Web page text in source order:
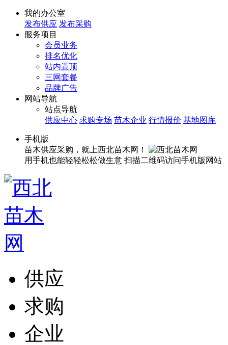
我的办公室
发布供应 发布采购
服务项目
会员业务
排名优化
站内置顶
三网套餐
品牌广告
网站导航
站点导航
供应中心 求购专场 苗木企业 行情报价 基地图库
手机版
苗木供应采购，就上西北苗木网！
用手机也能轻轻松松做生意 扫描二维码访问手机版网站
供应
求购
企业